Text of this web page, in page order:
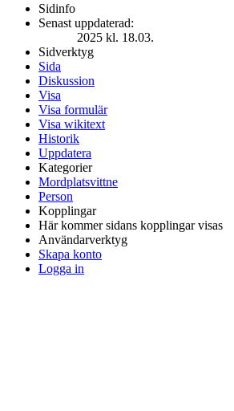
Sidinfo
Senast uppdaterad:
2025 kl. 18.03.
Sidverktyg
Sida
Diskussion
Visa
Visa formulär
Visa wikitext
Historik
Uppdatera
Kategorier
Mordplatsvittne
Person
Kopplingar
Här kommer sidans kopplingar visas
Användarverktyg
Skapa konto
Logga in